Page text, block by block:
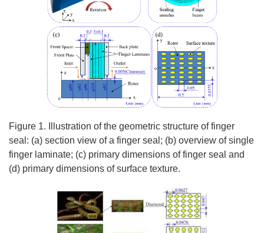
Figure 1. Illustration of the geometric structure of finger
seal: (a) section view of a finger seal; (b) overview of single
finger laminate; (c) primary dimensions of finger seal and
(d) primary dimensions of surface texture.